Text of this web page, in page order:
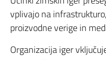
vplivajo na
proizvodne verige in
Organizacija iger